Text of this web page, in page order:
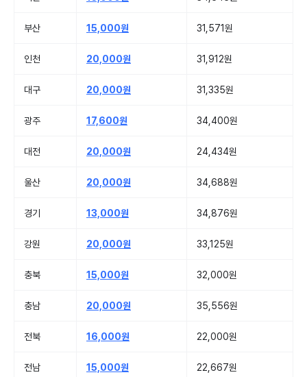
부산 15,000원 31,571원
인천 20,000원 31,912원
대구 20,000원 31,335원
광주 17,600원 34,400원
대전 20,000원 24,434원
울산 20,000원 34,688원
경기 13,000원 34,876원
강원 20,000원 33,125원
충북 15,000원 32,000원
충남 20,000원 35,556원
전북 16,000원 22,000원
전남 15,000원 22,667원